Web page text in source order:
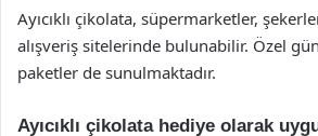
Ayıcıklı çikolata, süpermarketler,
alışveriş sitelerinde bulunabilir. Özel
paketler de sunulmaktadır.
Ayıcıklı çikolata hediye olarak